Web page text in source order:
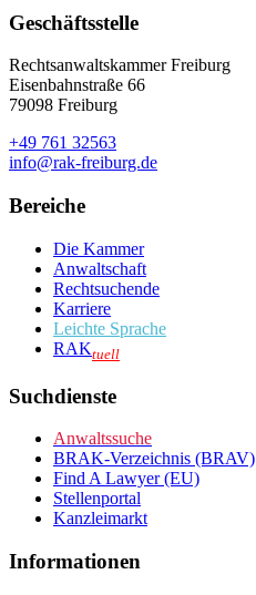
Geschäftsstelle
Rechtsanwaltskammer Freiburg
Eisenbahnstraße 66
79098 Freiburg
+49 761 32563
info@rak-freiburg.de
Bereiche
Die Kammer
Anwaltschaft
Rechtsuchende
Karriere
Leichte Sprache
RAKtuell
Suchdienste
Anwaltssuche
BRAK-Verzeichnis (BRAV)
Find A Lawyer (EU)
Stellenportal
Kanzleimarkt
Informationen